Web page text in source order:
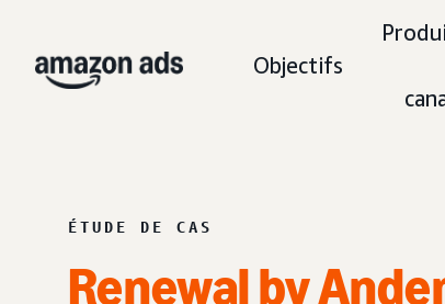
Objectifs
ÉTUDE DE CAS
Renewal by